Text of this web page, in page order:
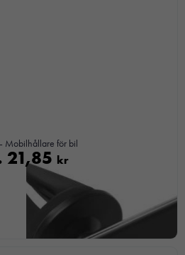
Mobilhållare för bil
21,85 kr